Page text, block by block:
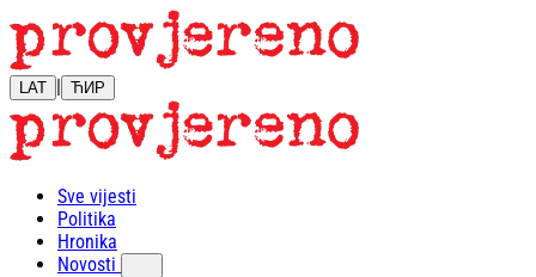
LAT | ЋИР
Sve vijesti
Politika
Hronika
Novosti